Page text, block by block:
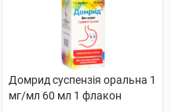
Домрид суспензія оральна 1
мг/мл 60 мл 1 флакон